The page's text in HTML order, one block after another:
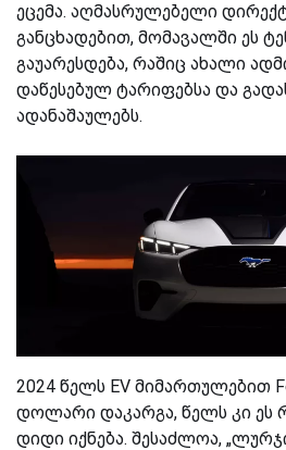
ეცემა. აღმასრულებელი
განცხადებით, მომავალში ეს
გაუარესდება, რაშიც ახალი
დაწესებულ ტარიფებსა და
ადანაშაულებს.
2024 წელს EV მიმართულებით
დოლარი დაკარგა, წელს კი ეს
დიდი იქნება. შესაძლოა,